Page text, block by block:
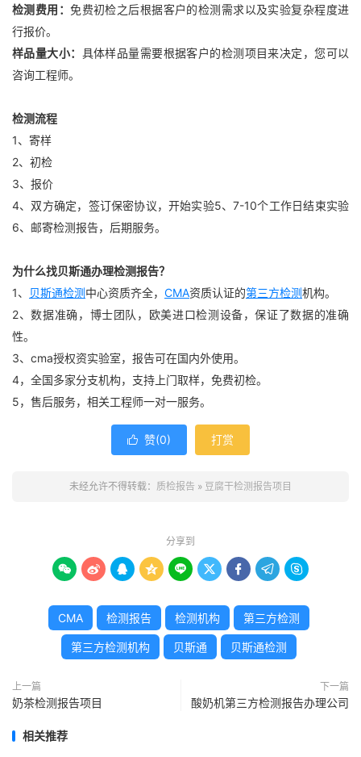
检测费用：免费初检之后根据客户的检测需求以及实验复杂程度进
行报价。
样品量大小： 具体样品量需要根据客户的检测项目来决定，您可以
咨询工程师。
检测流程
1、寄样
2、初检
3、报价
4、双方确定，签订保密协议，开始实验5、7-10个工作日结束实验
6、邮寄检测报告，后期服务。
为什么找贝斯通办理检测报告？
1、
贝斯通检测中心资质齐全， CMA资质认证的第三方检测机构。
2、数据准确，博士团队，欧美进口检测设备，保证了数据的准确
性。
3、cma授权资实验室，报告可在国内外使用。
4，全国多家分支机构，支持上门取样，免费初检。
5，售后服务，相关工程师一对一服务。
 赞(0) 打赏
未经允许不得转载： 质检报告 » 豆腐干检测报告项目
分享到
        
CMA 检测报告 检测机构 第三方检测
第三方检测机构 贝斯通 贝斯通检测
上一篇
奶茶检测报告项目
下一篇
酸奶机第三方检测报告办理公司
相关推荐